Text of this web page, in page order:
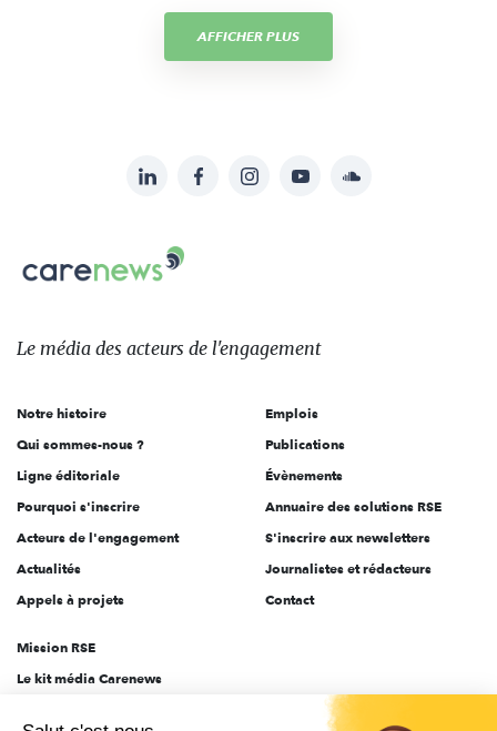
AFFICHER PLUS
sur:
LinkedInFacebookInstagramYouTubeSoundcloud
Carenews,
Le
des
l'engagement
Le média des acteurs de l'engagement
Notre histoire
Qui sommes-nous ?
Ligne éditoriale
Pourquoi s'inscrire
Acteurs de l'engagement
Actualités
Appels à projets
Emplois
Publications
Évènements
Annuaire des solutions RSE
S'inscrire aux newsletters
Journalistes et rédacteurs
Contact
Mission RSE
Le kit média Carenews